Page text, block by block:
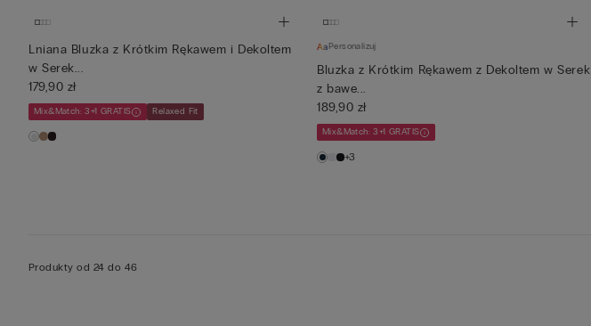
Lniana Bluzka z Krótkim Rękawem i Dekoltem
w Serek...
179,90 zł
Mix&Match: 3+1 GRATIS Relaxed Fit
Personalizuj
Bluzka z Krótkim Rękawem z Dekoltem w Serek
z bawe...
189,90 zł
Mix&Match: 3+1 GRATIS
+3
Produkty od 24 do 46